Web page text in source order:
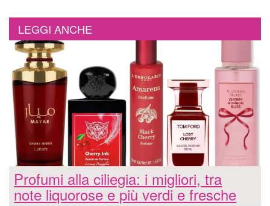
LEGGI ANCHE
Profumi alla ciliegia: i migliori, tra
note liquorose e più verdi e fresche